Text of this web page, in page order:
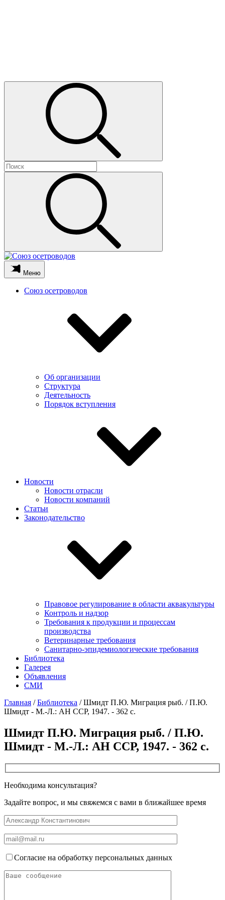
Меню
Союз осетроводов
Об организации
Структура
Деятельность
Порядок вступления
Новости
Новости отрасли
Новости компаний
Статьи
Законодательство
Правовое регулирование в области аквакультуры
Контроль и надзор
Требования к продукции и процессам
производства
Ветеринарные требования
Санитарно-эпидемиологические требования
Библиотека
Галерея
Объявления
СМИ
Главная /Библиотека /Шмидт П.Ю. Миграция рыб. / П.Ю.
Шмидт - М.-Л.: АН ССР, 1947. - 362 с.
Шмидт П.Ю. Миграция рыб. / П.Ю.
Шмидт - М.-Л.: АН ССР, 1947. - 362 с.
Необходима консультация?
Задайте вопрос, и мы свяжемся с вами в ближайшее время
Согласие на обработку персональных данных